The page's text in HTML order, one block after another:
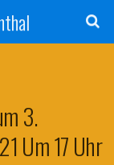
3.
Um 17 Uhr